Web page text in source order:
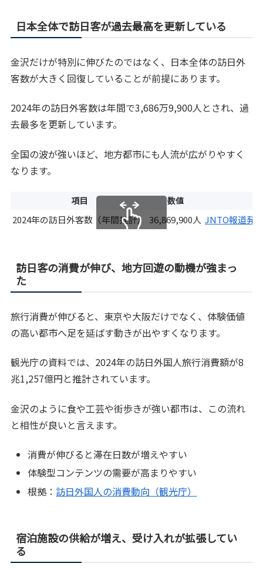
日本全体で訪日客が過去最高を更新している
金沢だけが特別に伸びたのではなく、日本全体の訪日外
客数が大きく回復していることが前提にあります。
2024年の訪日外客数は年間で3,686万9,900人とされ、過
去最多を更新しています。
全国の波が強いほど、地方都市にも人流が広がりやすく
なります。
項目 数値
2024年の訪日外客数（年間推計） 36,869,900人 JNTO報道発
訪日客の消費が伸び、地方回遊の動機が強まっ
た
旅行消費が伸びると、東京や大阪だけでなく、体験価値
の高い都市へ足を延ばす動きが出やすくなります。
観光庁の資料では、2024年の訪日外国人旅行消費額が8
兆1,257億円と推計されています。
金沢のように食や工芸や街歩きが強い都市は、この流れ
と相性が良いと言えます。
消費が伸びると滞在日数が増えやすい
体験型コンテンツの需要が高まりやすい
根拠： 訪日外国人の消費動向（観光庁）
宿泊施設の供給が増え、受け入れが拡張してい
る